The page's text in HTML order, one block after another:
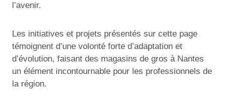
l’avenir.
Les initiatives et projets présentés sur cette page
témoignent d’une volonté forte d’adaptation et
d’évolution, faisant des magasins de gros à Nantes
un élément incontournable pour les professionnels de
la région.